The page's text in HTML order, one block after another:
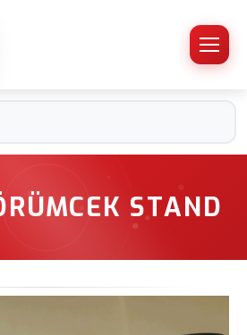
STAND